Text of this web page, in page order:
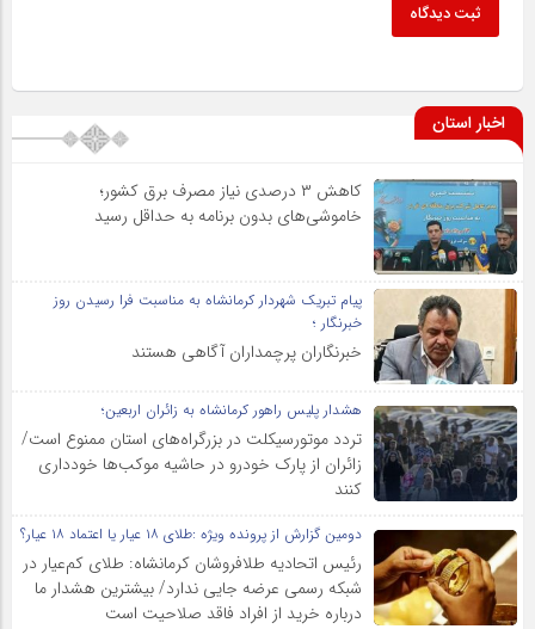
ثبت دیدگاه
اخبار استان
کاهش ۳ درصدی نیاز مصرف برق کشور؛
خاموشی‌های بدون برنامه به حداقل رسید
پیام تبریک شهردار کرمانشاه به مناسبت فرا رسیدن روز
خبرنگار ؛
خبرنگاران پرچمداران آگاهی هستند
هشدار پلیس راهور کرمانشاه به زائران اربعین؛
تردد موتورسیکلت در بزرگراه‌های استان ممنوع است/
زائران از پارک خودرو در حاشیه موکب‌ها خودداری
کنند
دومین گزارش از پرونده ویژه :طلای ۱۸ عیار یا اعتماد ۱۸ عیار؟
رئیس اتحادیه طلافروشان کرمانشاه: طلای کم‌عیار در
شبکه رسمی عرضه جایی ندارد/ بیشترین هشدار ما
درباره خرید از افراد فاقد صلاحیت است